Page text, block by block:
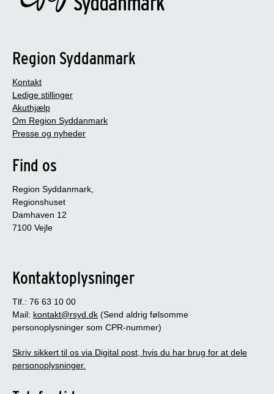
Region Syddanmark
Kontakt
Ledige stillinger
Akuthjælp
Om Region Syddanmark
Presse og nyheder
Find os
Region Syddanmark,
Regionshuset
Damhaven 12
7100 Vejle
Kontaktoplysninger
Tlf.: 76 63 10 00
Mail: kontakt@rsyd.dk (Send aldrig følsomme
personoplysninger som CPR-nummer)
Skriv sikkert til os via Digital post, hvis du har brug for at dele
personoplysninger.